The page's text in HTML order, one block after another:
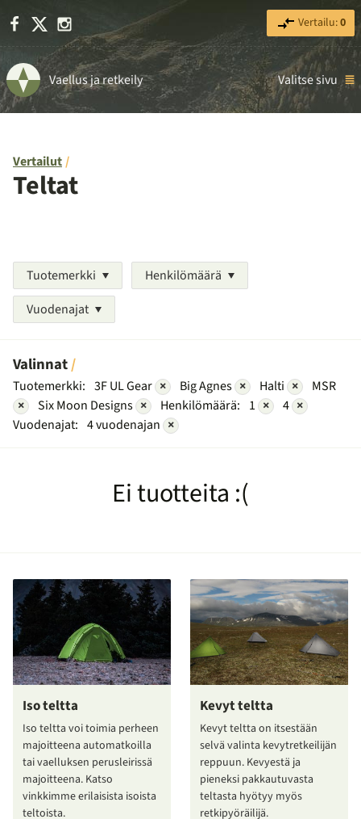
Facebook Instagram Vertailu:0
Vaellus ja retkeily Valitse sivu
Vertailut
Teltat
Tuotemerkki
Henkilömäärä
Vuodenajat
Valinnat
Tuotemerkki: 3F UL Gear × Big Agnes × Halti ×
MSR
×
Six Moon Designs × Henkilömäärä: 1 × 4 ×
Vuodenajat: 4 vuodenajan ×
Ei tuotteita :(
Iso teltta
Iso teltta voi toimia perheen
majoitteena automatkoilla
tai vaelluksen perusleirissä
majoitteena. Katso
vinkkimme erilaisista isoista
teltoista.
Kevyt teltta
Kevyt teltta on itsestään
selvä valinta kevytretkeilijän
reppuun. Kevyestä ja
pieneksi pakkautuvasta
teltasta hyötyy myös
retkipyöräilijä.